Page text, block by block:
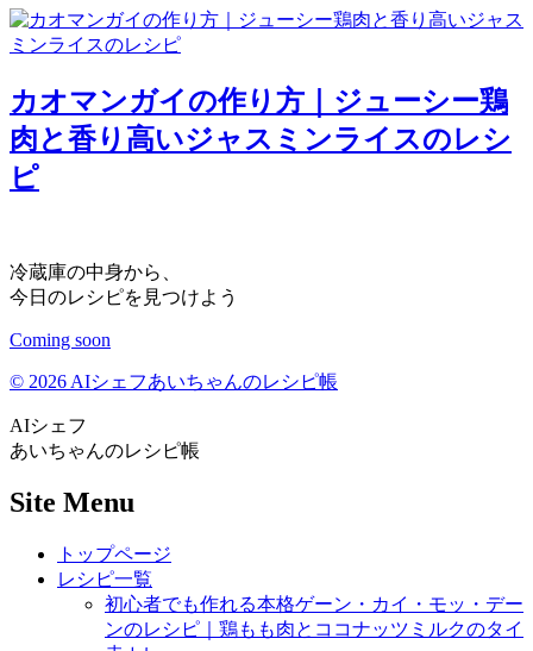
カオマンガイの作り方｜ジューシー鶏
肉と香り高いジャスミンライスのレシ
ピ
冷蔵庫の中身から、
今日のレシピを見つけよう
Coming soon
© 2026 AIシェフあいちゃんのレシピ帳
AIシェフ
あいちゃんのレシピ帳
Site Menu
トップページ
レシピ一覧
初心者でも作れる本格ゲーン・カイ・モッ・デー
ンのレシピ｜鶏もも肉とココナッツミルクのタイ